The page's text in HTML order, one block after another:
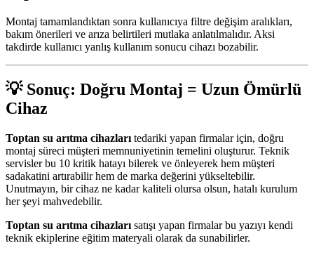
Montaj tamamlandıktan sonra kullanıcıya filtre değişim aralıkları,
bakım önerileri ve arıza belirtileri mutlaka anlatılmalıdır. Aksi
takdirde kullanıcı yanlış kullanım sonucu cihazı bozabilir.
💡 Sonuç: Doğru Montaj = Uzun Ömürlü
Cihaz
Toptan su arıtma cihazları tedariki yapan firmalar için, doğru
montaj süreci müşteri memnuniyetinin temelini oluşturur. Teknik
servisler bu 10 kritik hatayı bilerek ve önleyerek hem müşteri
sadakatini artırabilir hem de marka değerini yükseltebilir.
Unutmayın, bir cihaz ne kadar kaliteli olursa olsun, hatalı kurulum
her şeyi mahvedebilir.
Toptan su arıtma cihazları satışı yapan firmalar bu yazıyı kendi
teknik ekiplerine eğitim materyali olarak da sunabilirler.